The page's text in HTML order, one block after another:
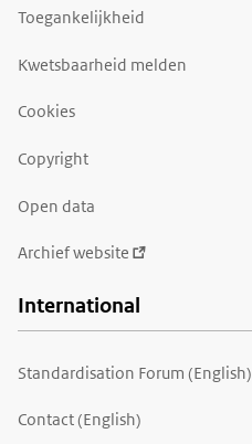
Toegankelijkheid
Kwetsbaarheid melden
Cookies
Copyright
Open data
Archief website
International
Standardisation Forum (English)
Contact (English)